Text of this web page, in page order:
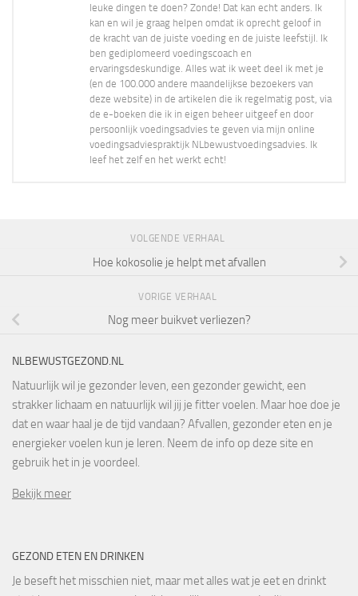
leuke dingen te doen? Zonde! Dat kan echt anders. Ik
kan en wil je graag helpen omdat ik oprecht geloof in
de kracht van de juiste voeding en de juiste leefstijl. Ik
ben gediplomeerd voedingscoach en
ervaringsdeskundige. Alles wat ik weet deel ik met je
(en de 100.000 andere maandelijkse bezoekers van
deze website) in de artikelen die ik regelmatig post, via
de e-boeken die ik in eigen beheer uitgeef en door
persoonlijk voedingsadvies te geven via mijn online
voedingsadviespraktijk NLbewustvoedingsadvies. Ik
leef het zelf en het werkt echt!
VOLGENDE VERHAAL
Hoe kokosolie je helpt met afvallen
VORIGE VERHAAL
Nog meer buikvet verliezen?
NLBEWUSTGEZOND.NL
Natuurlijk wil je gezonder leven, een gezonder gewicht, een
strakker lichaam en natuurlijk wil jij je fitter voelen. Maar hoe doe je
dat en waar haal je de tijd vandaan? Afvallen, gezonder eten en je
energieker voelen kun je leren. Neem de info op deze site en
gebruik het in je voordeel.
Bekijk meer
GEZOND ETEN EN DRINKEN
Je beseft het misschien niet, maar met alles wat je eet en drinkt